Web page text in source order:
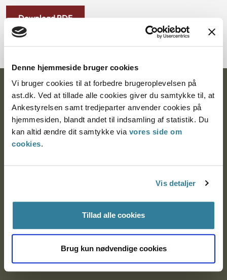
Denne hjemmeside bruger cookies
Vi bruger cookies til at forbedre brugeroplevelsen på
ast.dk. Ved at tillade alle cookies giver du samtykke til, at
Ankestyrelsen samt tredjeparter anvender cookies på
hjemmesiden, blandt andet til indsamling af statistik. Du
kan altid ændre dit samtykke via vores side om
cookies.
Vis detaljer
Tillad alle cookies
Brug kun nødvendige cookies
Download PDF
Ankestyrelsen
Postadresse:
Nytorv 7, 2. sal
9000 Aalborg
Ankestyrelsen København
EAN: 57 98 000 35 48 21
CVR: 1007 4002